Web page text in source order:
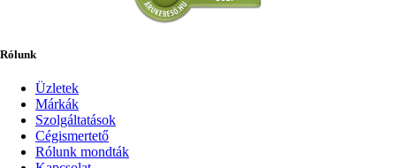
Rólunk
Üzletek
Márkák
Szolgáltatások
Cégismertető
Rólunk mondták